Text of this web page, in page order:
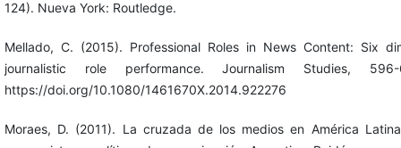
124). Nueva York: Routledge.
Mellado, C. (2015). Professional Roles in News Content: Six
journalistic role performance. Journalism Studies,
https://doi.org/10.1080/1461670X.2014.922276
Moraes, D. (2011). La cruzada de los medios en América